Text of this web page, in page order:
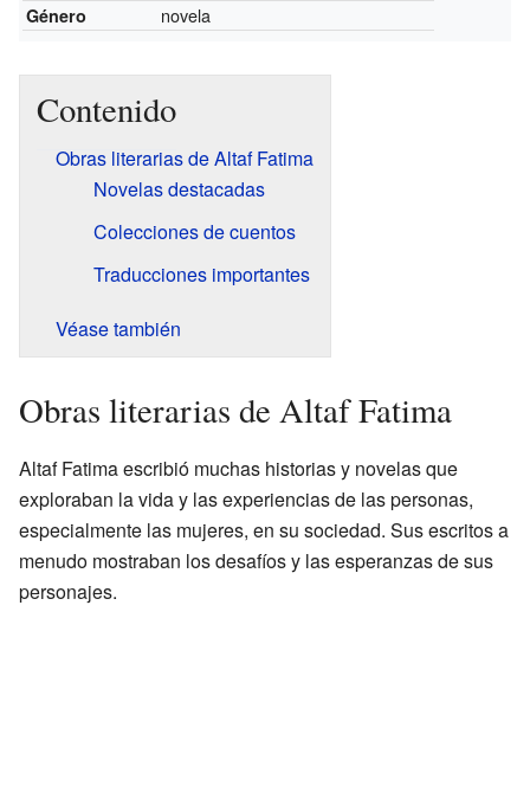
Género novela
Contenido
Obras literarias de Altaf Fatima
Novelas destacadas
Colecciones de cuentos
Traducciones importantes
Véase también
Obras literarias de Altaf Fatima
Altaf Fatima escribió muchas historias y novelas que
exploraban la vida y las experiencias de las personas,
especialmente las mujeres, en su sociedad. Sus escritos a
menudo mostraban los desafíos y las esperanzas de sus
personajes.